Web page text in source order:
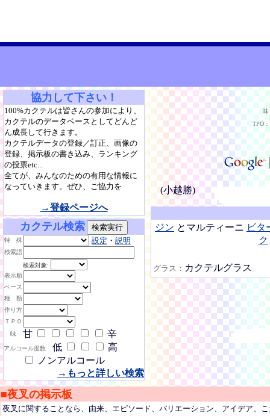
協力して下さい！
100%カクテルは皆さんの参加により、
カクテルのデータベースとしてどんど
ん成長して行きます。
カクテルデータの登録／訂正、画像の
登録、掲示板の書き込み、ランキング
の投票etc...
全てが、みんなのための有用な情報に
なっていきます。ぜひ、ご協力を
→登録ページへ
カクテル検索
特 殊 設定 ・ 説明
検索語
検索対象:
表示順
ベース
種 類
作り方
ＴＰＯ
味
甘 辛
アルコール度数 低
高
ノンアルコール
→もっと詳しい検索
味
TPO：
(小越勝)
ジン とマルティーニ ビタ
ク
グラス： カクテルグラス
■夜叉の掲示板
夜叉に関することなら、由来、エピソード、バリエーション、アイデア、